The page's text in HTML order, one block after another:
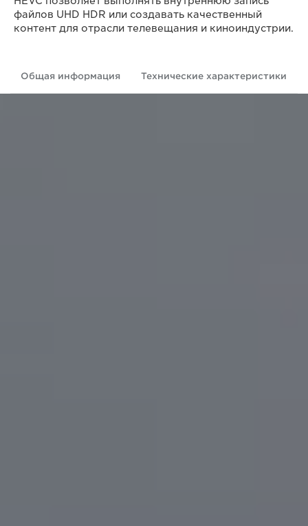
файлов UHD HDR или создавать качественный
контент для отрасли телевещания и киноиндустрии.
Общая информация Технические характеристики